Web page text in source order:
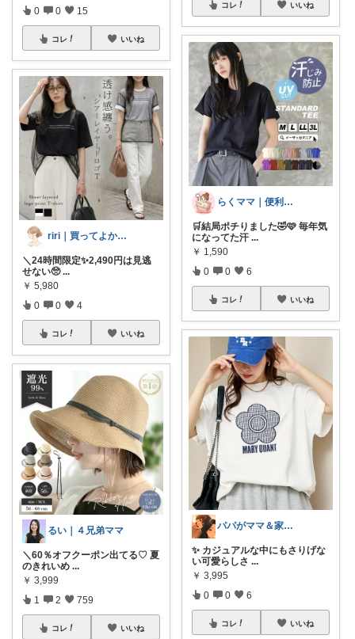
0 0 15
コレ いいね
riri｜買ってよかったママ服🕊️
＼24時間限定✨2,490円は見逃
せない🥺 ...
￥ 5,980
0 0 4
コレ いいね
るい｜４兄弟ママ
＼60％オフクーポン出てる♡ 夏
のきれいめ ...
￥ 3,999
1 2 759
コレ いいね
コレ いいね
らくママ｜便利アイテム調査隊🔍
🛒結局ポチりました🤣🩷 毎年気
になってた汗 ...
￥ 1,590
0 0 6
コレ いいね
パパがママ＆家族の笑顔の為に選ぶ品😆
✨ カジュアルな中にもさりげな
い可愛らしさ ...
￥ 3,995
0 0 6
コレ いいね